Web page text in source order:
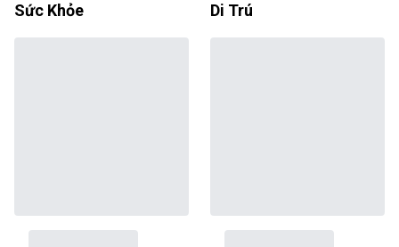
Sức Khỏe Di Trú